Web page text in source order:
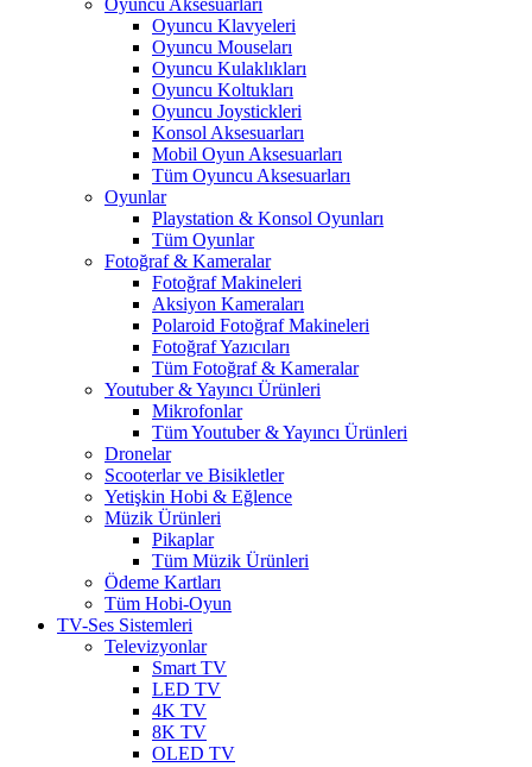
Oyuncu Aksesuarları
Oyuncu Klavyeleri
Oyuncu Mouseları
Oyuncu Kulaklıkları
Oyuncu Koltukları
Oyuncu Joystickleri
Konsol Aksesuarları
Mobil Oyun Aksesuarları
Tüm Oyuncu Aksesuarları
Oyunlar
Playstation & Konsol Oyunları
Tüm Oyunlar
Fotoğraf & Kameralar
Fotoğraf Makineleri
Aksiyon Kameraları
Polaroid Fotoğraf Makineleri
Fotoğraf Yazıcıları
Tüm Fotoğraf & Kameralar
Youtuber & Yayıncı Ürünleri
Mikrofonlar
Tüm Youtuber & Yayıncı Ürünleri
Dronelar
Scooterlar ve Bisikletler
Yetişkin Hobi & Eğlence
Müzik Ürünleri
Pikaplar
Tüm Müzik Ürünleri
Ödeme Kartları
Tüm Hobi-Oyun
TV-Ses Sistemleri
Televizyonlar
Smart TV
LED TV
4K TV
8K TV
OLED TV